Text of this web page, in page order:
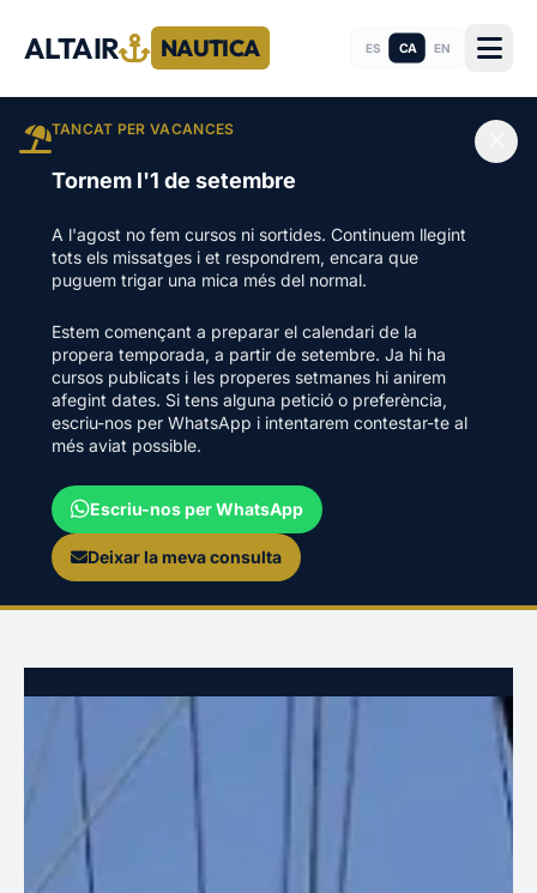
ALTAIR NAUTICA ES CA EN
TANCAT PER VACANCES
Tornem l'1 de setembre
A l'agost no fem cursos ni sortides. Continuem llegint
tots els missatges i et respondrem, encara que
puguem trigar una mica més del normal.
Estem començant a preparar el calendari de la
propera temporada, a partir de setembre. Ja hi ha
cursos publicats i les properes setmanes hi anirem
afegint dates. Si tens alguna petició o preferència,
escriu-nos per WhatsApp i intentarem contestar-te al
més aviat possible.
Escriu-nos per WhatsApp
Deixar la meva consulta